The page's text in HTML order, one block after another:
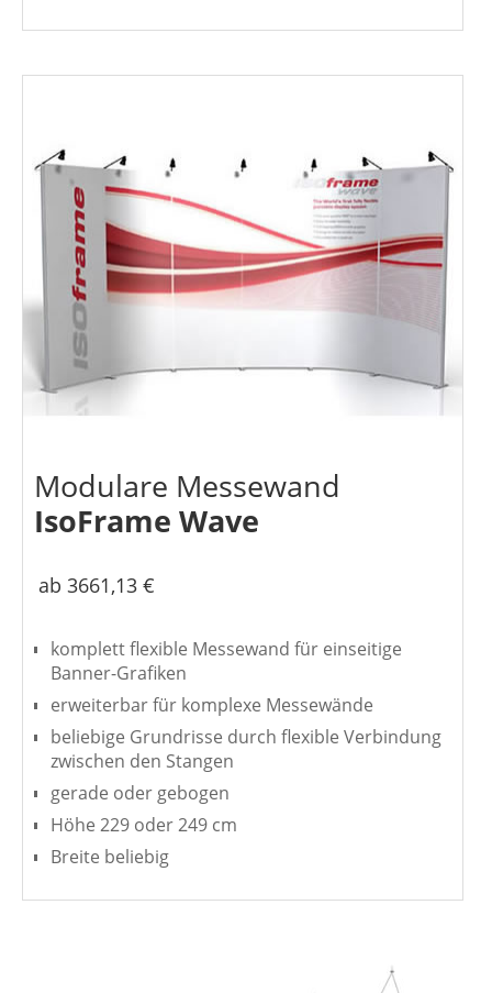
Modulare Messewand
IsoFrame Wave
ab 3661,13 €
komplett flexible Messewand für einseitige
Banner-Grafiken
erweiterbar für komplexe Messewände
beliebige Grundrisse durch flexible Verbindung
zwischen den Stangen
gerade oder gebogen
Höhe 229 oder 249 cm
Breite beliebig